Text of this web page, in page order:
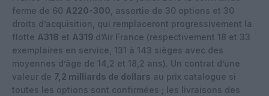
ferme de 60 A220-300 , assortie de 30 options et 30
droits d’acquisition, qui remplaceront progressivement la
flotte A318 et A319 d’Air France (respectivement 18 et 33
exemplaires en service, 131 à 143 sièges avec des
moyennes d’âge de 14,2 et 18,2 ans). Un contrat d’une
valeur de 7,2 milliards de dollars au prix catalogue si
toutes les options sont confirmées ; les livraisons des